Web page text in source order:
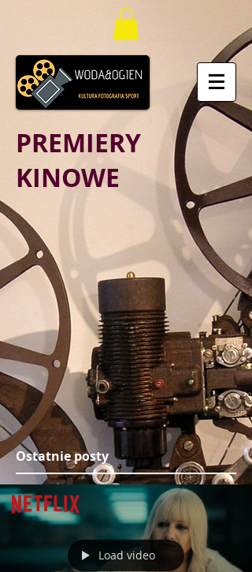
PREMIERY
KINOWE
Ostatnie posty
Load video